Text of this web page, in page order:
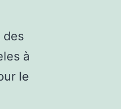
des
à
le